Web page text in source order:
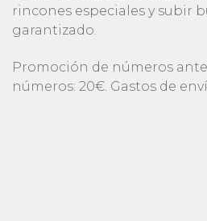
rincones especiales y subir
garantizado.
Promoción de números
números: 20€. Gastos de